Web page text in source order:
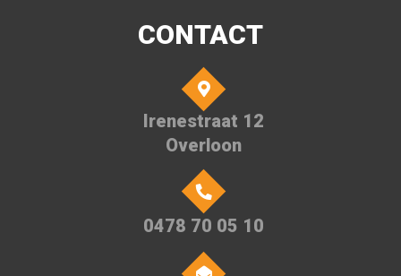
CONTACT
Irenestraat 12
Overloon
0478 70 05 10